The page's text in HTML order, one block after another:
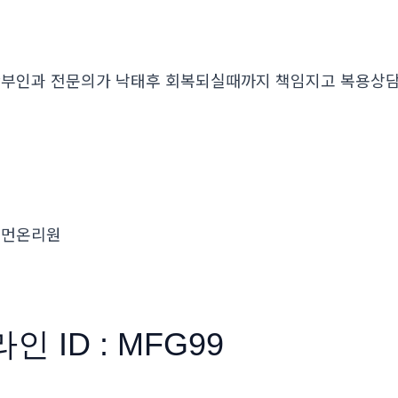
인과 전문의가 낙태후 회복되실때까지 책임지고 복용상
온리원
인 ID : MFG99